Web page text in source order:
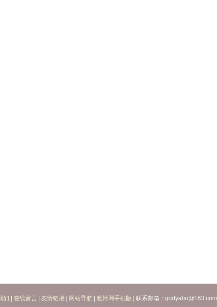
们 在线留言 友情链接 网站导航 雅博网手机版 | 联系邮箱：godyabo@163.com